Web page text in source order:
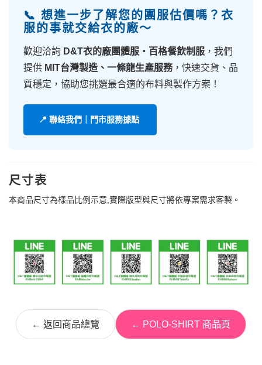
📞 想進一步了解您的團服估價嗎？衣
服的事就交給衣的廠～
歡迎洽詢 D&T衣的廠團體服・百格餐飲制服 ，我們
提供 MIT台灣製造、一條龍生產服務，快速交貨、品
質穩定，協助您挑選最合適的布料與製作方案！
📍 聯絡我們｜門市服務據點
尺寸表
本商品尺寸為樣品比例示意,實際版型與尺寸將依專案需求客製。
← 返回商品總覽 ← POLO-SHIRT 商品頁